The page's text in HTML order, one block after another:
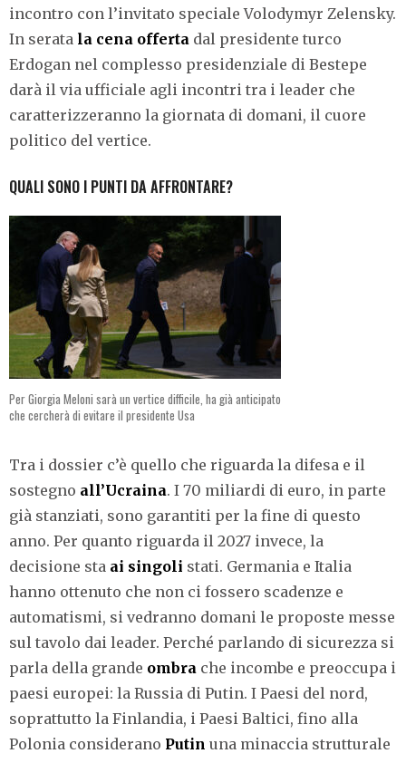
incontro con l’invitato speciale Volodymyr Zelensky.
In serata la cena offerta dal presidente turco
Erdogan nel complesso presidenziale di Bestepe
darà il via ufficiale agli incontri tra i leader che
caratterizzeranno la giornata di domani, il cuore
politico del vertice.
QUALI SONO I PUNTI DA AFFRONTARE?
Per Giorgia Meloni sarà un vertice difficile, ha già anticipato
che cercherà di evitare il presidente Usa
Tra i dossier c’è quello che riguarda la difesa e il
sostegno all’Ucraina. I 70 miliardi di euro, in parte
già stanziati, sono garantiti per la fine di questo
anno. Per quanto riguarda il 2027 invece, la
decisione sta ai singoli stati. Germania e Italia
hanno ottenuto che non ci fossero scadenze e
automatismi, si vedranno domani le proposte messe
sul tavolo dai leader. Perché parlando di sicurezza si
parla della grande ombra che incombe e preoccupa i
paesi europei: la Russia di Putin. I Paesi del nord,
soprattutto la Finlandia, i Paesi Baltici, fino alla
Polonia considerano Putin una minaccia strutturale